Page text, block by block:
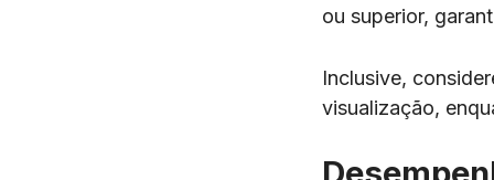
ou superior,
Inclusive,
visualização,